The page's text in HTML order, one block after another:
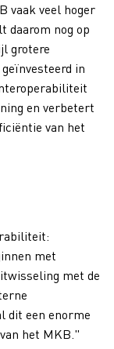
vaak veel hoger
daarom nog op
grotere
in
en verbetert
van het
met
met de
dit een enorme
het MKB."